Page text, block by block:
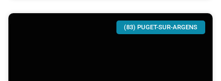
(83) PUGET-SUR-ARGENS